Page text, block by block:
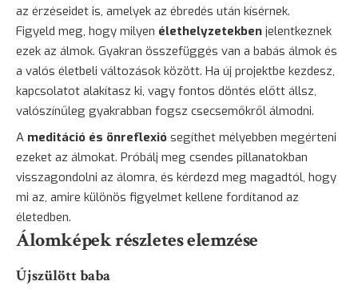
az érzéseidet is, amelyek az ébredés után kísérnek.
Figyeld meg, hogy milyen élethelyzetekben jelentkeznek
ezek az álmok. Gyakran összefüggés van a babás álmok és
a valós életbeli változások között. Ha új projektbe kezdesz,
kapcsolatot alakítasz ki, vagy fontos döntés előtt állsz,
valószínűleg gyakrabban fogsz csecsemőkről álmodni.
A meditáció és önreflexió segíthet mélyebben megérteni
ezeket az álmokat. Próbálj meg csendes pillanatokban
visszagondolni az álomra, és kérdezd meg magadtól, hogy
mi az, amire különös figyelmet kellene fordítanod az
életedben.
Álomképek részletes elemzése
Újszülött baba